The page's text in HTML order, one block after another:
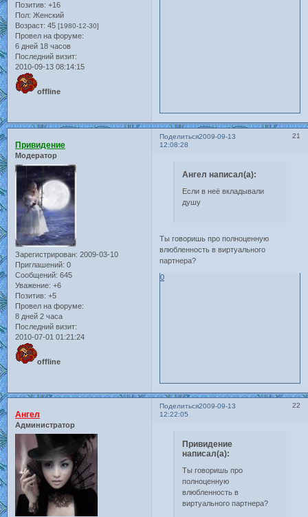
Позитив: +16
Пол: Женский
Возраст: 45 [1980-12-30]
Провел на форуме:
6 дней 18 часов
Последний визит:
2010-09-13 08:14:15
offline
Поделиться 21
2009-09-13
12:08:28
Привидение
Модератор
Зарегистрирован: 2009-03-10
Приглашений: 0
Сообщений: 645
Уважение: +6
Позитив: +5
Провел на форуме:
8 дней 2 часа
Последний визит:
2010-07-01 01:21:24
offline
Ангел написал(а):
Если в неё вкладывали
душу
Ты говоришь про полноценную
влюбленность в виртуального
партнера?
0
Поделиться 22
2009-09-13
12:22:05
Ангел
Администратор
Привидение
написал(а):
Ты говоришь про
полноценную
влюбленность в
виртуального партнера?